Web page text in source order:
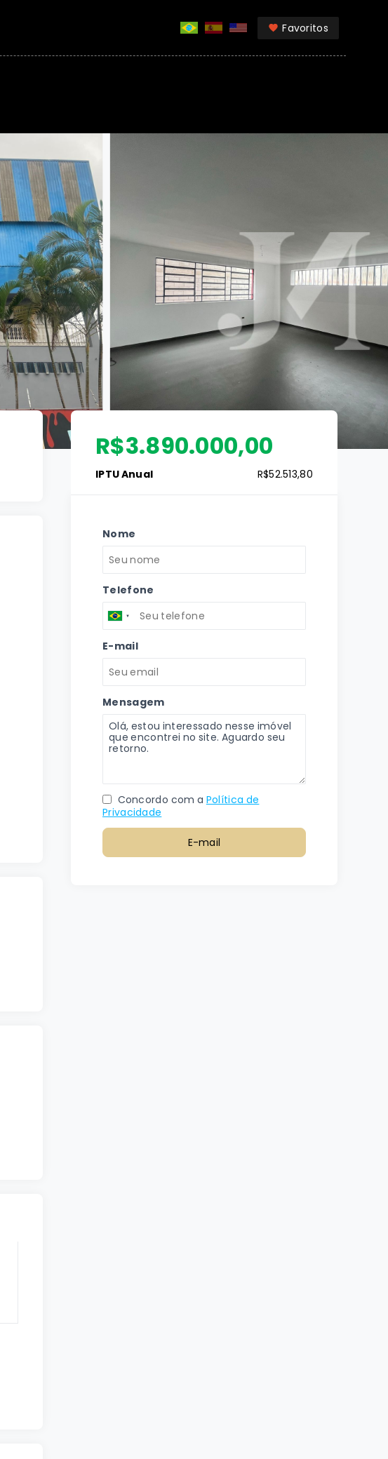
Favoritos
R$3.890.000,00
IPTU Anual R$52.513,80
Nome
Telefone
E-mail
Mensagem
Concordo com a Política de
Privacidade
E-mail